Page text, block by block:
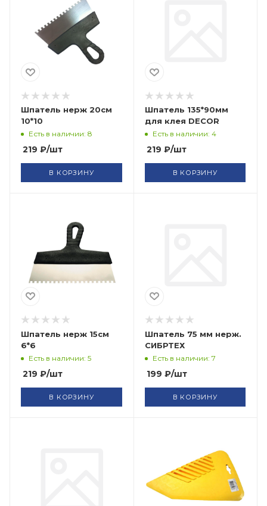
Шпатель нерж 20см
10*10
Есть в наличии: 8
219 ₽/шт
В КОРЗИНУ
Шпатель 135*90мм
для клея DECOR
Есть в наличии: 4
219 ₽/шт
В КОРЗИНУ
Шпатель нерж 15см
6*6
Есть в наличии: 5
219 ₽/шт
В КОРЗИНУ
Шпатель 75 мм нерж.
СИБРТЕХ
Есть в наличии: 7
199 ₽/шт
В КОРЗИНУ